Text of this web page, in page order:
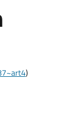
)